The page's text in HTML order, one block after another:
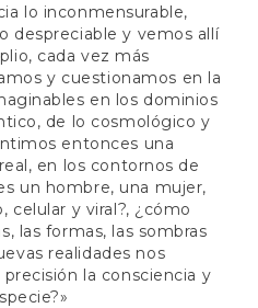
lo inconmensurable,
despreciable y vemos allí
cada vez más
y cuestionamos en la
en los dominios
de lo cosmológico y
entonces una
en los contornos de
un hombre, una mujer,
celular y viral?, ¿cómo
las formas, las sombras
realidades nos
la consciencia y